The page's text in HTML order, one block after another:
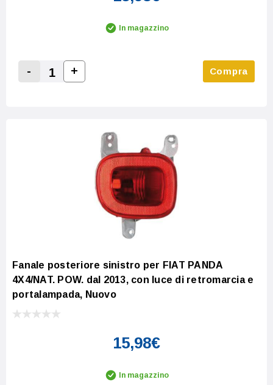
In magazzino
Decrease Quantity:
-
Increase Quantity:
+ Compra
Fanale posteriore sinistro per FIAT PANDA
4X4/NAT. POW. dal 2013, con luce di retromarcia e
portalampada, Nuovo
15,98€
In magazzino